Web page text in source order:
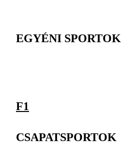
EGYÉNI SPORTOK
F1
CSAPATSPORTOK